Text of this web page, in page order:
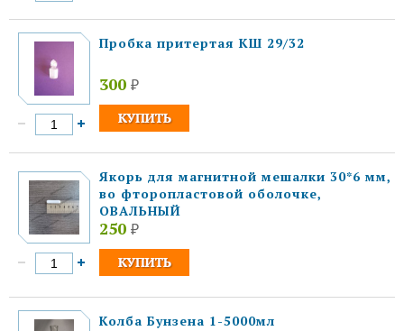
Пробка притертая КШ 29/32
300 ₽
Якорь для магнитной мешалки 30*6 мм,
во фторопластовой оболочке,
ОВАЛЬНЫЙ
250 ₽
Колба Бунзена 1-5000мл